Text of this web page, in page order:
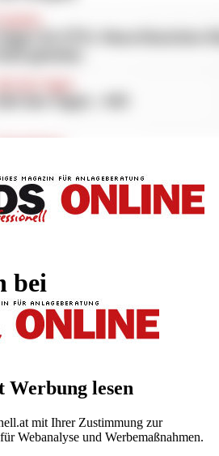
bei
Werbung lesen
mit Ihrer Zustimmung zur
Webanalyse und Werbemaßnahmen.